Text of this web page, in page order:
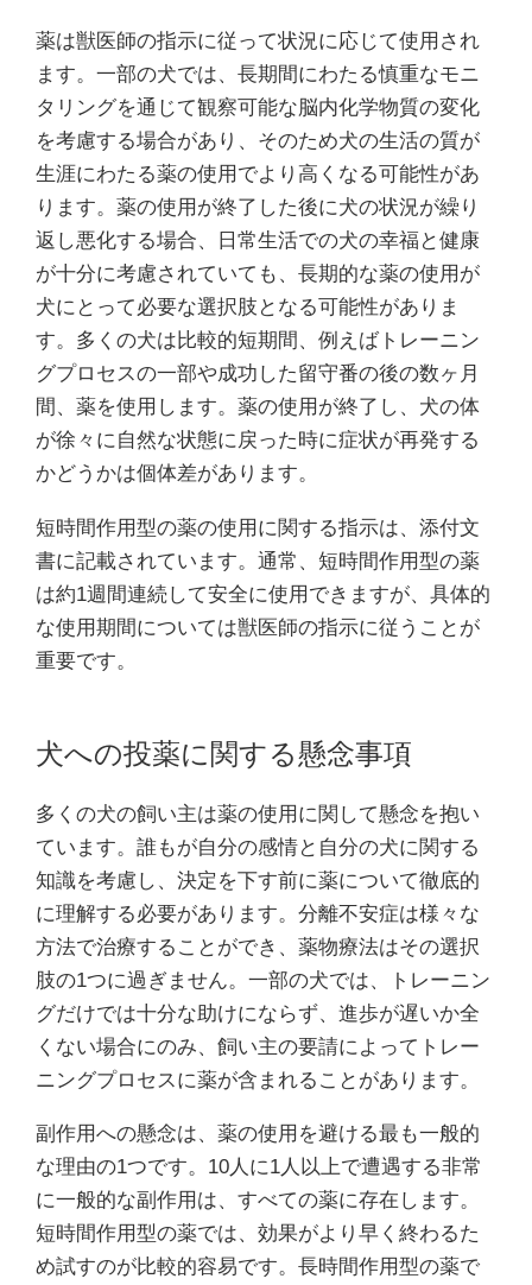
薬は獣医師の指示に従って状況に応じて使用され
ます。一部の犬では、長期間にわたる慎重なモニ
タリングを通じて観察可能な脳内化学物質の変化
を考慮する場合があり、そのため犬の生活の質が
生涯にわたる薬の使用でより高くなる可能性があ
ります。薬の使用が終了した後に犬の状況が繰り
返し悪化する場合、日常生活での犬の幸福と健康
が十分に考慮されていても、長期的な薬の使用が
犬にとって必要な選択肢となる可能性がありま
す。多くの犬は比較的短期間、例えばトレーニン
グプロセスの一部や成功した留守番の後の数ヶ月
間、薬を使用します。薬の使用が終了し、犬の体
が徐々に自然な状態に戻った時に症状が再発する
かどうかは個体差があります。
短時間作用型の薬の使用に関する指示は、添付文
書に記載されています。通常、短時間作用型の薬
は約1週間連続して安全に使用できますが、具体的
な使用期間については獣医師の指示に従うことが
重要です。
犬への投薬に関する懸念事項
多くの犬の飼い主は薬の使用に関して懸念を抱い
ています。誰もが自分の感情と自分の犬に関する
知識を考慮し、決定を下す前に薬について徹底的
に理解する必要があります。分離不安症は様々な
方法で治療することができ、薬物療法はその選択
肢の1つに過ぎません。一部の犬では、トレーニン
グだけでは十分な助けにならず、進歩が遅いか全
くない場合にのみ、飼い主の要請によってトレー
ニングプロセスに薬が含まれることがあります。
副作用への懸念は、薬の使用を避ける最も一般的
な理由の1つです。10人に1人以上で遭遇する非常
に一般的な副作用は、すべての薬に存在します。
短時間作用型の薬では、効果がより早く終わるた
め試すのが比較的容易です。長時間作用型の薬で